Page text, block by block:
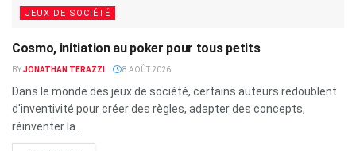
JEUX DE SOCIÉTÉ
Cosmo, initiation au poker pour tous petits
BYJONATHAN TERAZZI 8 AOÛT 2026
Dans le monde des jeux de société, certains auteurs redoublent
d'inventivité pour créer des règles, adapter des concepts,
réinventer la...